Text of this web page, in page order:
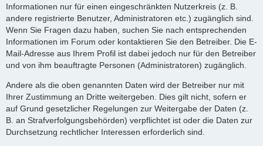
Informationen nur für einen eingeschränkten Nutzerkreis (z. B.
andere registrierte Benutzer, Administratoren etc.) zugänglich sind.
Wenn Sie Fragen dazu haben, suchen Sie nach entsprechenden
Informationen im Forum oder kontaktieren Sie den Betreiber. Die E-
Mail-Adresse aus Ihrem Profil ist dabei jedoch nur für den Betreiber
und von ihm beauftragte Personen (Administratoren) zugänglich.
Andere als die oben genannten Daten wird der Betreiber nur mit
Ihrer Zustimmung an Dritte weitergeben. Dies gilt nicht, sofern er
auf Grund gesetzlicher Regelungen zur Weitergabe der Daten (z.
B. an Strafverfolgungsbehörden) verpflichtet ist oder die Daten zur
Durchsetzung rechtlicher Interessen erforderlich sind.